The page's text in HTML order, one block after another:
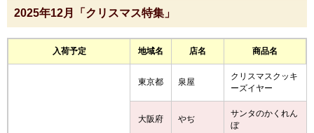
2025年12月「クリスマス特集」
入荷予定 地域名 店名 商品名
東京都 泉屋
クリスマスクッキ
ーズイヤー
大阪府 やぢ
サンタのかくれん
ぼ